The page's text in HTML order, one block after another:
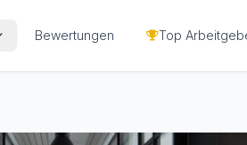
Bewertungen Top